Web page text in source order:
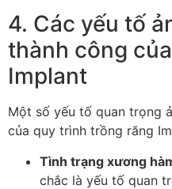
4. Các yếu tố
thành công
Implant
Một số yếu tố quan trọng
của quy trình trồng răng
Tình trạng xương
chắc là yếu tố quan